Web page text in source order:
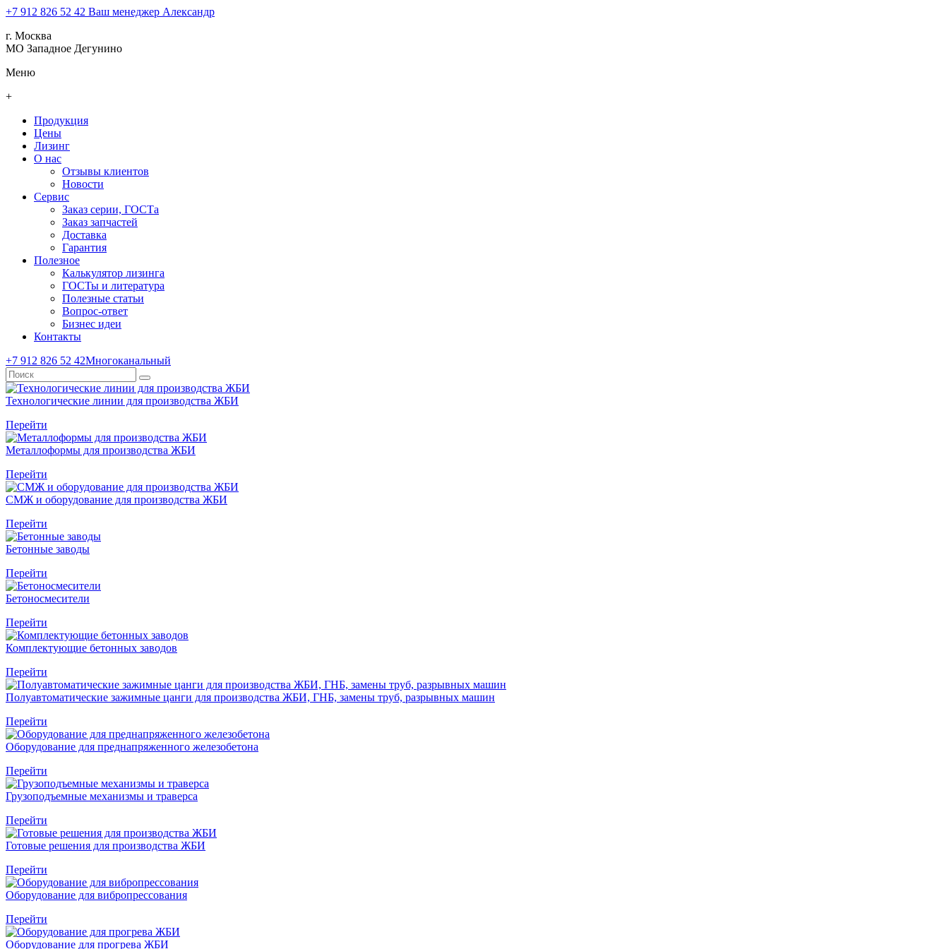
+7 912 826 52 42 Ваш менеджер Александр
г. Москва
МО Западное Дегунино
Меню
+
Продукция
Цены
Лизинг
О нас
Отзывы клиентов
Новости
Сервис
Заказ серии, ГОСТа
Заказ запчастей
Доставка
Гарантия
Полезное
Калькулятор лизинга
ГОСТы и литература
Полезные статьи
Вопрос-ответ
Бизнес идеи
Контакты
+7 912 826 52 42Многоканальный
Технологические линии для производства ЖБИ
Перейти
Металлоформы для производства ЖБИ
Перейти
СМЖ и оборудование для производства ЖБИ
Перейти
Бетонные заводы
Перейти
Бетоносмесители
Перейти
Комплектующие бетонных заводов
Перейти
Полуавтоматические зажимные цанги для производства ЖБИ, ГНБ, замены труб, разрывных машин
Перейти
Оборудование для преднапряженного железобетона
Перейти
Грузоподъемные механизмы и траверса
Перейти
Готовые решения для производства ЖБИ
Перейти
Оборудование для вибропрессования
Перейти
Оборудование для прогрева ЖБИ